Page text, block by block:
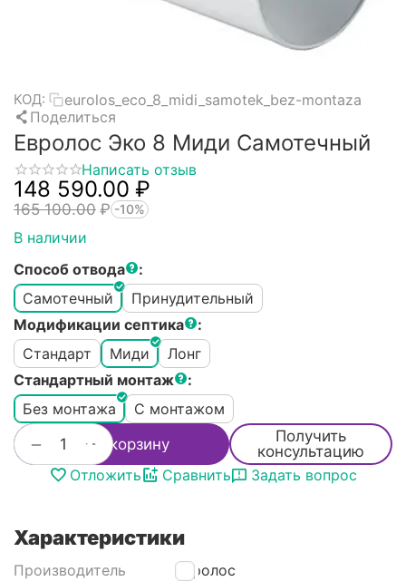
КОД:
eurolos_eco_8_midi_samotek_bez-montaza
Поделиться
Евролос Эко 8 Миди Самотечный
Написать отзыв
148 590.00 ₽
165 100.00 ₽ -10%
В наличии
Способ отвода
:
Самотечный
Принудительный
Модификации септика
:
Стандарт
Миди
Лонг
Стандартный монтаж
:
Без монтажа
С монтажом
+
− В корзину
Получить
консультацию
Отложить
Сравнить Задать вопрос
Характеристики
Производитель
Евролос